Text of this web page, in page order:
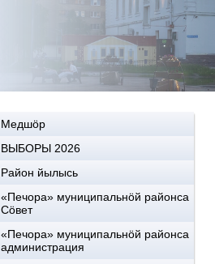
Медшöр
ВЫБОРЫ 2026
Район йылысь
«Печора» муниципальнöй районса
Сöвет
«Печора» муниципальнöй районса
администрация